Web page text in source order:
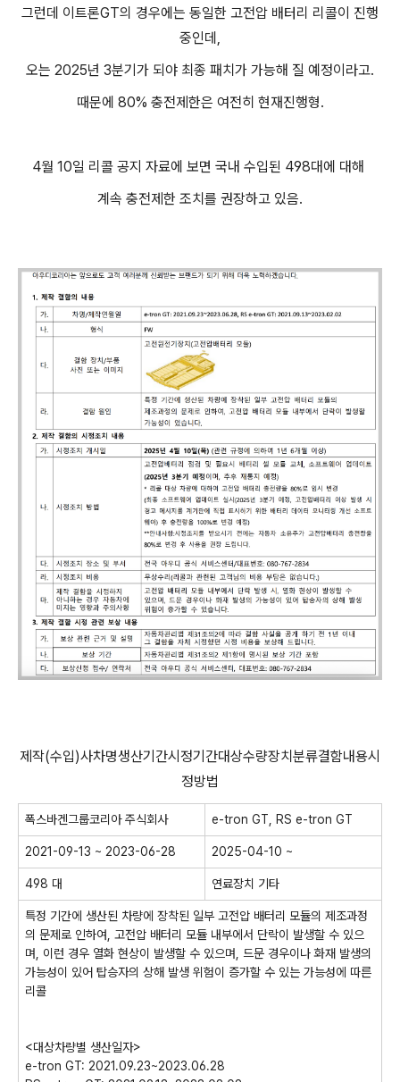
그런데 이트론GT의 경우에는 동일한 고전압 배터리 리콜이 진행
중인데,
오는 2025년 3분기가 되야 최종 패치가 가능해 질 예정이라고.
때문에 80% 충전제한은 여전히 현재진행형.
4월 10일 리콜 공지 자료에 보면 국내 수입된 498대에 대해
계속 충전제한 조치를 권장하고 있음.
제작(수입)사차명생산기간시정기간대상수량장치분류결함내용시
정방법
폭스바겐그룹코리아 주식회사 e-tron GT, RS e-tron GT
2021-09-13 ~ 2023-06-28 2025-04-10 ~
498 대 연료장치 기타
특정 기간에 생산된 차량에 장착된 일부 고전압 배터리 모듈의 제조과정
의 문제로 인하여, 고전압 배터리 모듈 내부에서 단락이 발생할 수 있으
며, 이런 경우 열화 현상이 발생할 수 있으며, 드문 경우이나 화재 발생의
가능성이 있어 탑승자의 상해 발생 위험이 증가할 수 있는 가능성에 따른
리콜
<대상차량별 생산일자>
e-tron GT: 2021.09.23~2023.06.28